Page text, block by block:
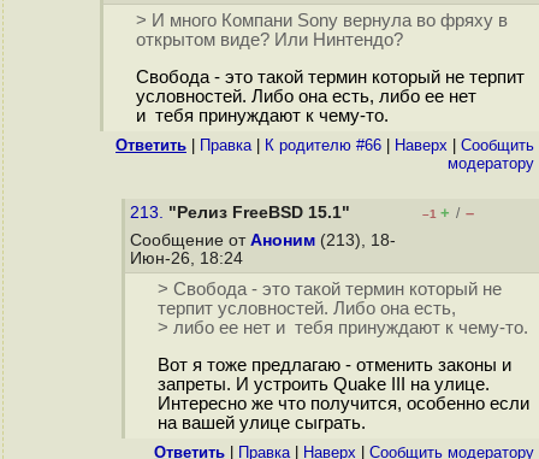
> И много Компани Sony вернула во фряху в
открытом виде? Или Нинтендо?
Свобода - это такой термин который не терпит
условностей. Либо она есть, либо ее нет
и тебя принуждают к чему-то.
Ответить Правка| К родителю #66 Наверх
Cообщить
модератору
213. "Релиз FreeBSD 15.1" –1 + / –
Сообщение от Аноним (213), 18-
Июн-26, 18:24
> Свобода - это такой термин который не
терпит условностей. Либо она есть,
> либо ее нет и тебя принуждают к чему-то.
Вот я тоже предлагаю - отменить законы и
запреты. И устроить Quake III на улице.
Интересно же что получится, особенно если
на вашей улице сыграть.
Ответить Правка| Наверх Cообщить модератору